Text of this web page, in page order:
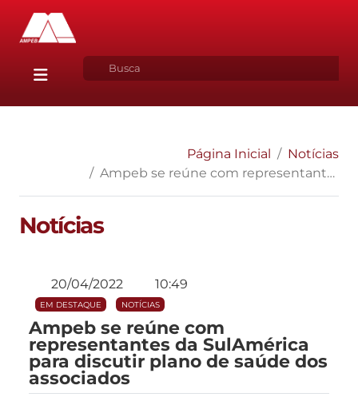
Página Inicial
Notícias
Ampeb se reúne com representantes da SulAmérica para discutir plano de saúde dos associados
Notícias
20/04/2022 10:49
EM DESTAQUE NOTÍCIAS
Ampeb se reúne com
representantes da SulAmérica
para discutir plano de saúde dos
associados